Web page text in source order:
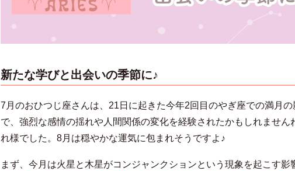
新たな学びと出会いの季節に♪
7月のおひつじ座さんは、21日に起きた今年2回目のやぎ座での満月の
で、強烈な感情の揺れや人間関係の変化を経験されたかもしれません
れ様でした。8月は穏やかな運気に包まれそうですよ♪
まず、今月は火星と木星がコンジャンクションという現象を起こす影